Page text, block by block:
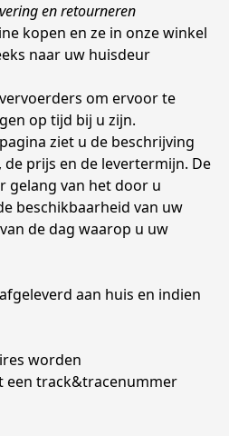
en retourneren
kopen en ze in onze winkel
naar uw huisdeur
om ervoor te
op tijd bij u zijn.
ziet u de beschrijving
prijs en de levertermijn. De
gelang van het door u
beschikbaarheid van uw
de dag waarop u uw
aan huis en indien
worden
een track&tracenummer